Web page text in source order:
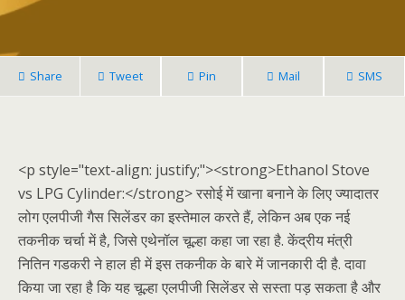
Share Tweet Pin Mail SMS
<p style="text-align: justify;"><strong>Ethanol Stove
vs LPG Cylinder:</strong> रसोई में खाना बनाने के लिए ज्यादातर
लोग एलपीजी गैस सिलेंडर का इस्तेमाल करते हैं, लेकिन अब एक नई
तकनीक चर्चा में है, जिसे एथेनॉल चूल्हा कहा जा रहा है. केंद्रीय मंत्री
नितिन गडकरी ने हाल ही में इस तकनीक के बारे में जानकारी दी है. दावा
किया जा रहा है कि यह चूल्हा एलपीजी सिलेंडर से सस्ता पड़ सकता है और